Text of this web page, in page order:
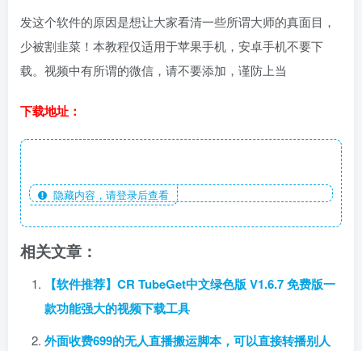
发这个软件的原因是想让大家看清一些所谓大师的真面目，
少被割韭菜！本教程仅适用于苹果手机，安卓手机不要下
载。视频中有所谓的微信，请不要添加，谨防上当
下载地址：
隐藏内容，请登录后查看
相关文章：
【软件推荐】CR TubeGet中文绿色版 V1.6.7 免费版一
款功能强大的视频下载工具
外面收费699的无人直播搬运脚本，可以直接转播别人